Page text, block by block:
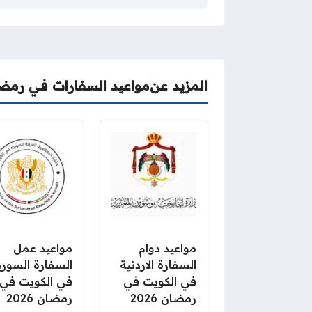
المزيد عنمواعيد السفارات في
مواعيد دوام
السفارة الاردنية
في الكويت في
رمضان 2026
مواعيد عمل
السفارة
في الكويت في
رمضان 2026